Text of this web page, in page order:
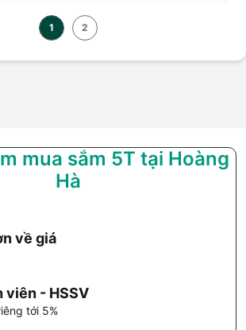
1 2
mua sắm 5T tại Hoàng
Hà
về giá
viên - HSSV
tới 5%